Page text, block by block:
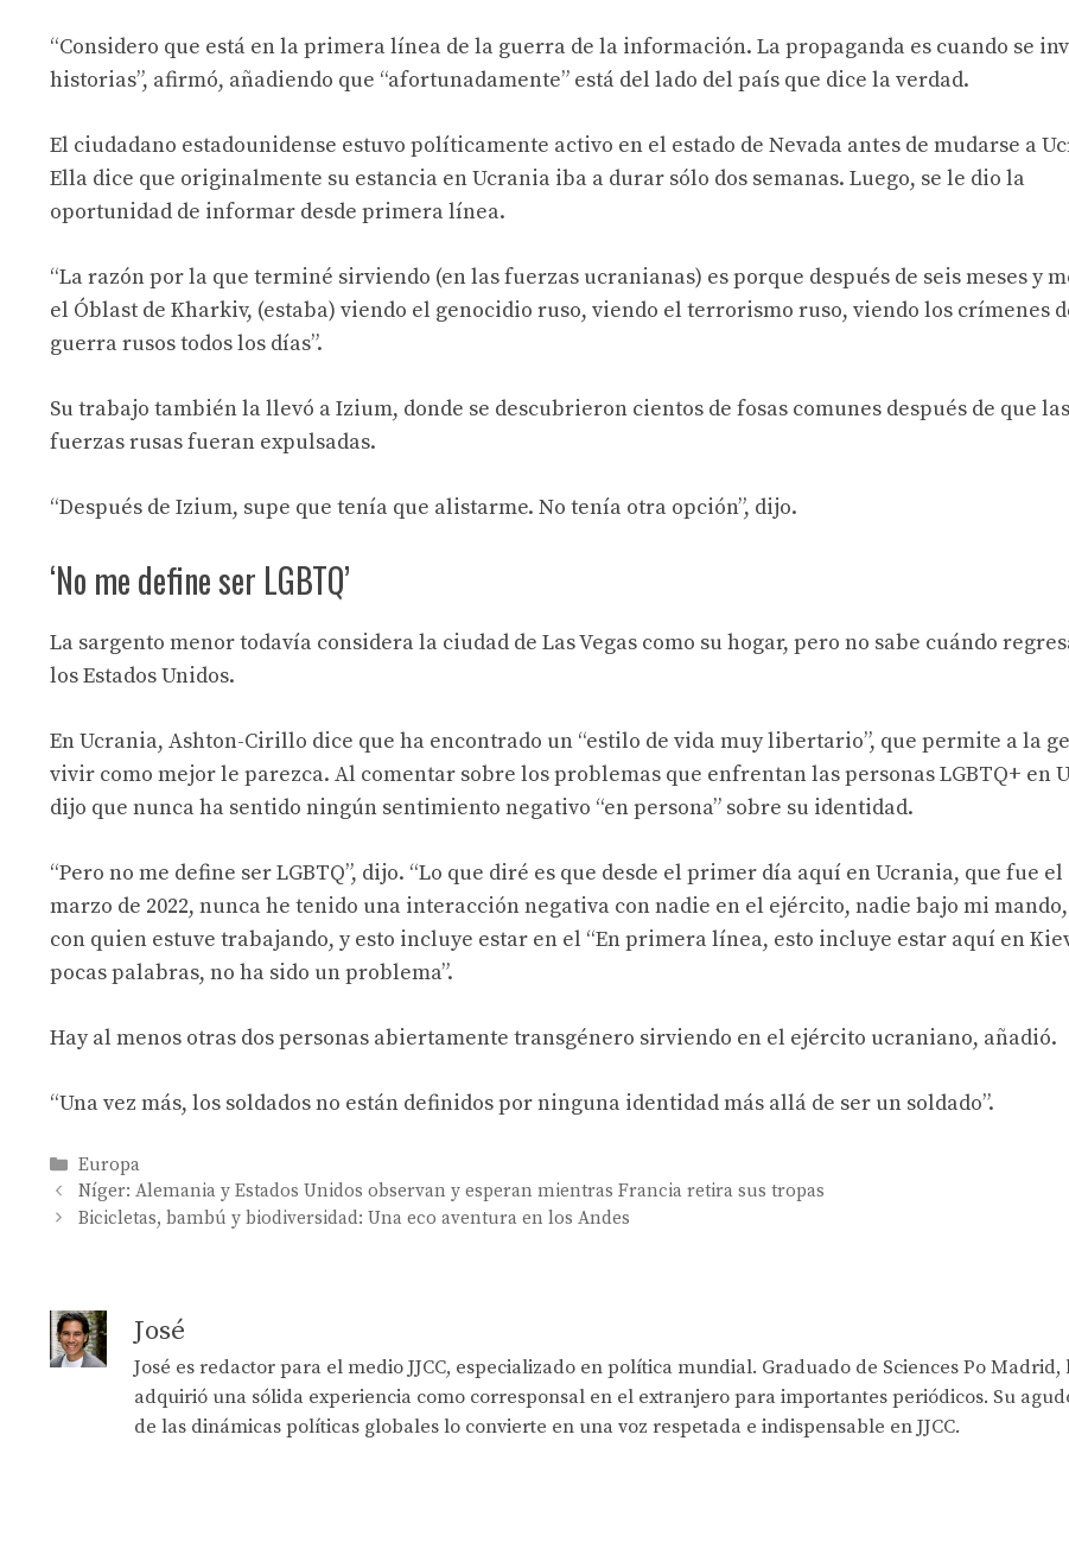
“Considero que está en la primera línea de la guerra de la información. La propaganda es cuando se
historias”, afirmó, añadiendo que “afortunadamente” está del lado del país que dice la verdad.
El ciudadano estadounidense estuvo políticamente activo en el estado de Nevada antes de mudarse a
Ella dice que originalmente su estancia en Ucrania iba a durar sólo dos semanas. Luego, se le dio la
oportunidad de informar desde primera línea.
“La razón por la que terminé sirviendo (en las fuerzas ucranianas) es porque después de seis meses y
el Óblast de Kharkiv, (estaba) viendo el genocidio ruso, viendo el terrorismo ruso, viendo los crímenes
guerra rusos todos los días”.
Su trabajo también la llevó a Izium, donde se descubrieron cientos de fosas comunes después de que las
fuerzas rusas fueran expulsadas.
“Después de Izium, supe que tenía que alistarme. No tenía otra opción”, dijo.
‘No me define ser LGBTQ’
La sargento menor todavía considera la ciudad de Las Vegas como su hogar, pero no sabe cuándo
los Estados Unidos.
En Ucrania, Ashton-Cirillo dice que ha encontrado un “estilo de vida muy libertario”, que permite a la
vivir como mejor le parezca. Al comentar sobre los problemas que enfrentan las personas LGBTQ+ en
dijo que nunca ha sentido ningún sentimiento negativo “en persona” sobre su identidad.
“Pero no me define ser LGBTQ”, dijo. “Lo que diré es que desde el primer día aquí en Ucrania, que fue el
marzo de 2022, nunca he tenido una interacción negativa con nadie en el ejército, nadie bajo mi
con quien estuve trabajando, y esto incluye estar en el “En primera línea, esto incluye estar aquí en
pocas palabras, no ha sido un problema”.
Hay al menos otras dos personas abiertamente transgénero sirviendo en el ejército ucraniano, añadió.
“Una vez más, los soldados no están definidos por ninguna identidad más allá de ser un soldado”.
Categories
Europa
Níger: Alemania y Estados Unidos observan y esperan mientras Francia retira sus tropas
Bicicletas, bambú y biodiversidad: Una eco aventura en los Andes
José
José es redactor para el medio JJCC, especializado en política mundial. Graduado de Sciences Po Madrid,
adquirió una sólida experiencia como corresponsal en el extranjero para importantes periódicos. Su
de las dinámicas políticas globales lo convierte en una voz respetada e indispensable en JJCC.